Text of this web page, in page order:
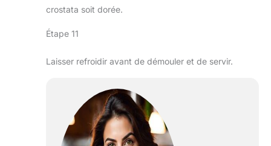
crostata soit dorée.
Étape 11
Laisser refroidir avant de démouler et de servir.